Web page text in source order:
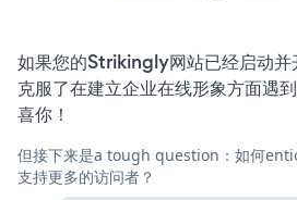
如果您的Strikingly网站已经启动并
克服了在建立企业在线形象方面遇
喜你！
但接下来是a tough question：如何
支持更多的访问者？